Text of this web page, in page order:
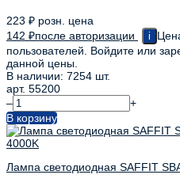
223 ₽ розн. цена
142 ₽после авторизации i
пользователей. Войдите или
данной цены.
В наличии: 7254 шт.
арт. 55200
–
+
В корзину
Лампа светодиодная SAFFIT